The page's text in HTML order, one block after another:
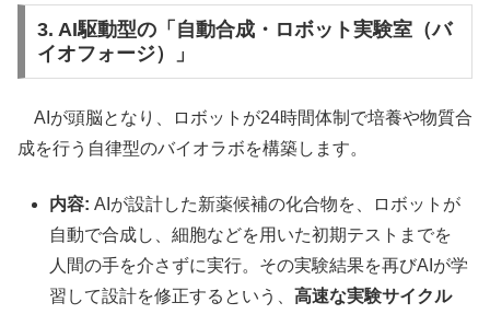
3. AI駆動型の「自動合成・ロボット実験室（バ
イオフォージ）」
AIが頭脳となり、ロボットが24時間体制で培養や物質合
成を行う自律型のバイオラボを構築します。
内容: AIが設計した新薬候補の化合物を、ロボットが
自動で合成し、細胞などを用いた初期テストまでを
人間の手を介さずに実行。その実験結果を再びAIが学
習して設計を修正するという、高速な実験サイクル